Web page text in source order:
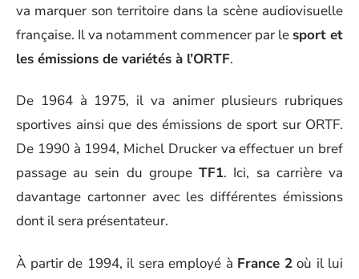
va marquer son territoire dans la scène audiovisuelle
française. Il va notamment commencer par le sport et
les émissions de variétés à l’ORTF.
De 1964 à 1975, il va animer plusieurs rubriques
sportives ainsi que des émissions de sport sur ORTF.
De 1990 à 1994, Michel Drucker va effectuer un bref
passage au sein du groupeTF1. Ici, sa carrière va
davantage cartonner avec les différentes émissions
dont il sera présentateur.
À partir de 1994, il sera employé à France 2où il lui